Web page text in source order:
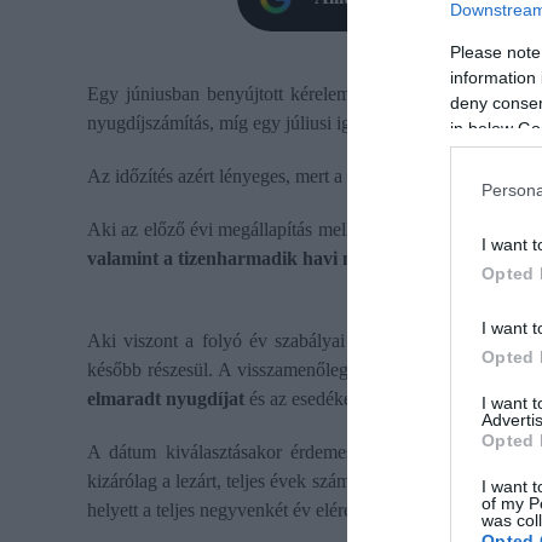
Please
information
deny
in below
I want
Opted
I want
Opted
I want
Opted
I want
of my
was
Egy júniusban benyújtott kérelemmel így még elérhető
nyugdíjszámítás, míg egy júliusi igénylésnél már csak a
Az időzítés azért lényeges, mert a nyugdíj összegét az
Aki az előző évi megállapítás mellett dönt, már
valamint a tizenharmadik havi nyugdíjat is.
Aki viszont a folyó év szabályai szerint vonul
később részesül. A visszamenőleges igénylés további
elmaradt nyugdíjat és az esedékes tizenharmadik havi
A dátum kiválasztásakor érdemes figyelemmel lenni a
kizárólag a lezárt, teljes évek számítanak, megérheti
helyett a teljes negyvenkét év elérését. Bővebben az